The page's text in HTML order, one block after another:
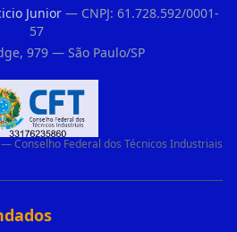
Junior— CNPJ: 61.728.592/0001-
57
979 — São Paulo/SP
Conselho Federal dos Técnicos Industriais